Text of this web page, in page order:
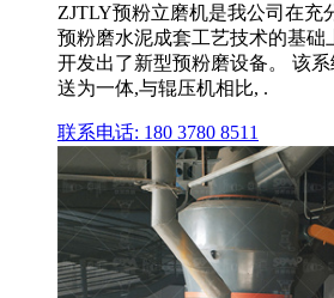
ZJTLY预粉立磨机是我公司在充
预粉磨水泥成套工艺技术的基础
开发出了新型预粉磨设备。 该
送为一体,与辊压机相比, .
联系电话: 180 3780 8511